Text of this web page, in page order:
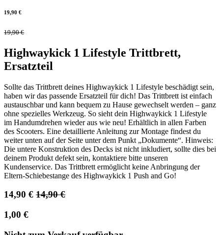
19,90 €
19,90€
Highwaykick 1 Lifestyle Trittbrett,
Ersatzteil
Sollte das Trittbrett deines Highwaykick 1 Lifestyle beschädigt sein,
haben wir das passende Ersatzteil für dich! Das Trittbrett ist einfach
austauschbar und kann bequem zu Hause gewechselt werden – ganz
ohne spezielles Werkzeug. So sieht dein Highwaykick 1 Lifestyle
im Handumdrehen wieder aus wie neu! Erhältlich in allen Farben
des Scooters. Eine detaillierte Anleitung zur Montage findest du
weiter unten auf der Seite unter dem Punkt „Dokumente“. Hinweis:
Die untere Konstruktion des Decks ist nicht inkludiert, sollte dies bei
deinem Produkt defekt sein, kontaktiere bitte unseren
Kundenservice. Das Trittbrett ermöglicht keine Anbringung der
Eltern-Schiebestange des Highwaykick 1 Push and Go!
14,90 € 14,90€
1,00 €